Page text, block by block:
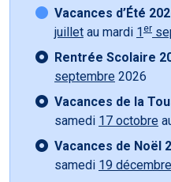
Vacances d’Été
juillet au mardi 1 er
Rentrée Scolaire
septembre 2026
Vacances de la
samedi 17 octobre
Vacances de Noël
samedi 19 décembre